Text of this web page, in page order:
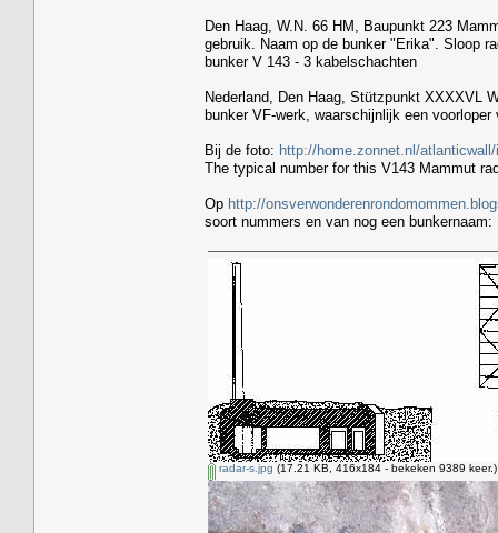
Den Haag, W.N. 66 HM, Baupunkt 223
gebruik. Naam op de bunker "Erika". Sloop
bunker V 143 - 3 kabelschachten
Nederland, Den Haag, Stützpunkt XXXXVL
bunker VF-werk, waarschijnlijk een
Bij de foto: http://home.zonnet.nl/
The typical number for this V143 Mammut
Op http://
soort nummers en van nog een bunkernaam:
radar-s.jpg (17.21 KB, 416x184 - bekeken 9389 keer.)